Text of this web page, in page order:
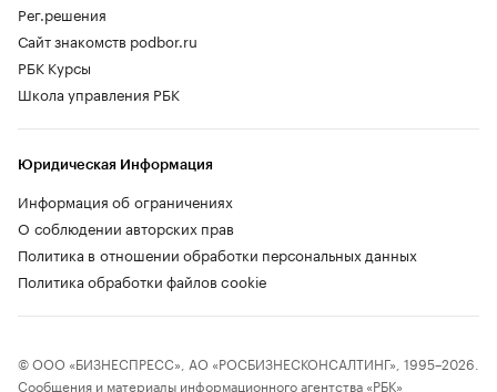
Рег.решения
Сайт знакомств podbor.ru
РБК Курсы
Школа управления РБК
Юридическая Информация
Информация об ограничениях
О соблюдении авторских прав
Политика в отношении обработки персональных данных
Политика обработки файлов cookie
© ООО «БИЗНЕСПРЕСС», АО «РОСБИЗНЕСКОНСАЛТИНГ», 1995–2026.
Сообщения и материалы информационного агентства «РБК»